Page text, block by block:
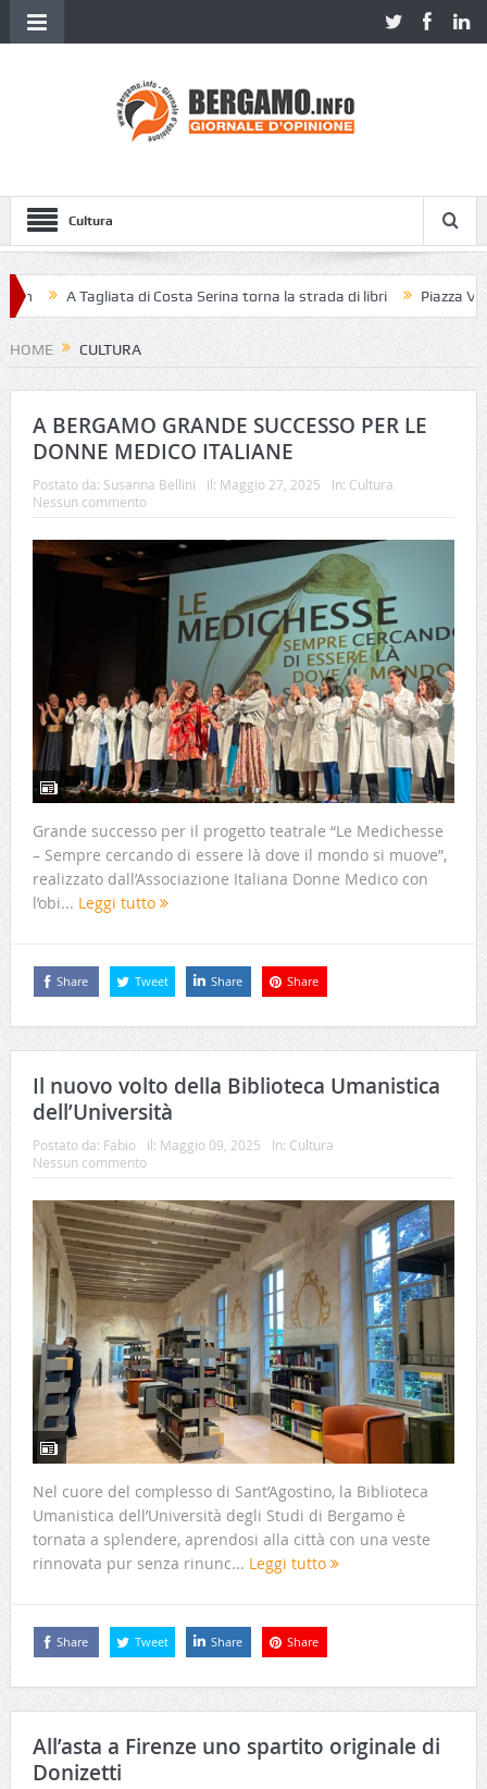
Cultura
Tagliata di Costa Serina torna la strada di libri Piazza Vecchia
HOME CULTURA
A BERGAMO GRANDE SUCCESSO PER LE
DONNE MEDICO ITALIANE
Postato da: Susanna Bellini il: Maggio 27, 2025 In: Cultura
Nessun commento
Grande successo per il progetto teatrale “Le Medichesse
– Sempre cercando di essere là dove il mondo si muove”,
realizzato dall’Associazione Italiana Donne Medico con
l’obi... Leggi tutto
Share Tweet Share Share
Il nuovo volto della Biblioteca Umanistica
dell’Università
Postato da: Fabio il: Maggio 09, 2025 In: Cultura
Nessun commento
Nel cuore del complesso di Sant’Agostino, la Biblioteca
Umanistica dell’Università degli Studi di Bergamo è
tornata a splendere, aprendosi alla città con una veste
rinnovata pur senza rinunc... Leggi tutto
Share Tweet Share Share
All’asta a Firenze uno spartito originale di
Donizetti